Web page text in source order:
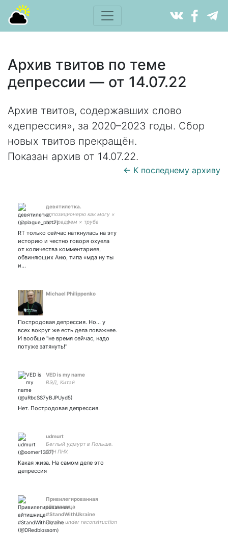
Архив твитов по теме
депрессии — от 14.07.22
Архив твитов, содержавших слово
«депрессия», за 2020–2023 годы. Сбор
новых твитов прекращён.
Показан архив от 14.07.22.
← К последнему архиву
девятилетка.
оппозиционерю как могу ×
про-радфем × труба
таможенный × на котиков
и дуделки
4890494721634210
RT только сейчас наткнулась на эту
историю и честно говоря охуела
от количества комментариев,
обвиняющих Аню, типа «мда ну ты
и…
Michael Philippenko
Постродовая депрессия. Но... у
всех вокруг же есть дела поважнее.
И вообще "не время сейчас, надо
потуже затянуть!"
VED is my name
ВЭД, Китай
Нет. Постродовая депрессия.
udmurt
Беглый удмурт в Польше.
ПТН ПНХ
Какая жиза. На самом деле это
депрессия
Привилегированная
айтишница
#StandWithUkraine
Psyche under reconstruction